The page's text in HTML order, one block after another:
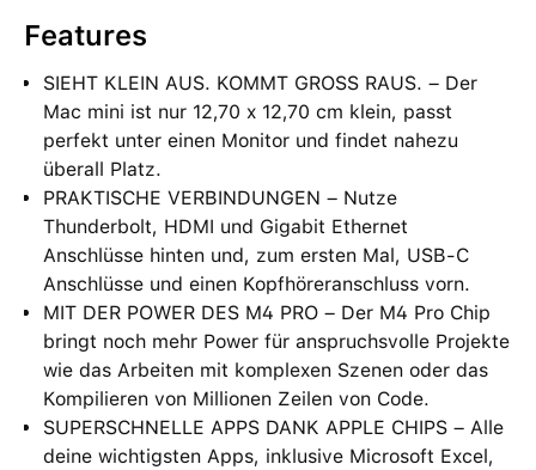
Features
SIEHT KLEIN AUS. KOMMT GROSS RAUS. – Der
Mac mini ist nur 12,70 x 12,70 cm klein, passt
perfekt unter einen Monitor und findet nahezu
überall Platz.
PRAKTISCHE VERBINDUNGEN – Nutze
Thunderbolt, HDMI und Gigabit Ethernet
Anschlüsse hinten und, zum ersten Mal, USB‑C
Anschlüsse und einen Kopfhöreranschluss vorn.
MIT DER POWER DES M4 PRO – Der M4 Pro Chip
bringt noch mehr Power für anspruchsvolle Projekte
wie das Arbeiten mit komplexen Szenen oder das
Kompilieren von Millionen Zeilen von Code.
SUPERSCHNELLE APPS DANK APPLE CHIPS – Alle
deine wichtigsten Apps, inklusive Microsoft Excel,